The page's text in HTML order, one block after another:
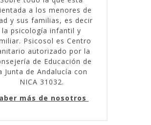
a los menores de
y sus familias, es decir
la psicología infantil y
Psicosol es Centro
autorizado por la
de Educación de
Junta de Andalucía con
NICA 31032.
más de nosotros